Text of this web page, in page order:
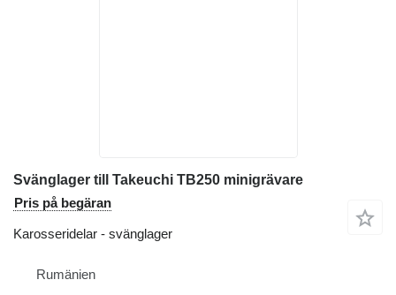
Svänglager till Takeuchi TB250 minigrävare
Pris på begäran
Karosseridelar - svänglager
Rumänien